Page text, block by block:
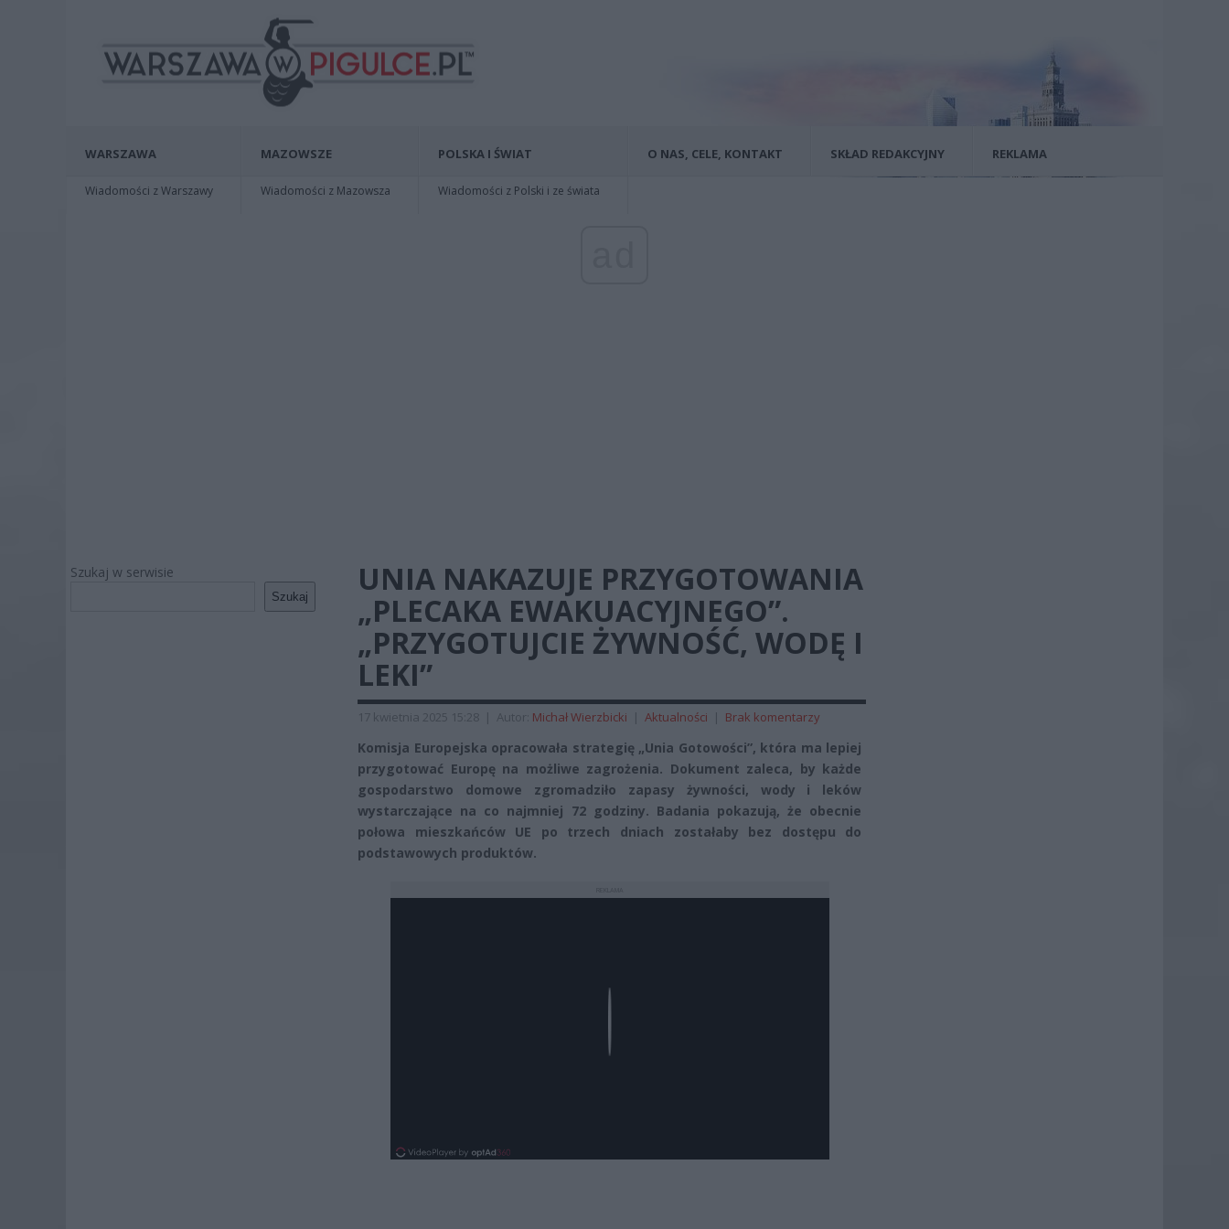
WARSZAWA
Wiadomości z Warszawy
MAZOWSZE
Wiadomości z Mazowsza
POLSKA I ŚWIAT
Wiadomości z Polski i ze świata
O NAS, CELE, KONTAKT SKŁAD REDAKCYJNY REKLAMA
Szukaj w serwisie
Szukaj
UNIA NAKAZUJE PRZYGOTOWANIA
„PLECAKA EWAKUACYJNEGO”.
„PRZYGOTUJCIE ŻYWNOŚĆ, WODĘ I
LEKI”
17 kwietnia 2025 15:28 | Autor: Michał Wierzbicki | Aktualności | Brak komentarzy
Komisja Europejska opracowała strategię „Unia Gotowości”, która ma lepiej
przygotować Europę na możliwe zagrożenia. Dokument zaleca, by każde
gospodarstwo domowe zgromadziło zapasy żywności, wody i leków
wystarczające na co najmniej 72 godziny. Badania pokazują, że obecnie
połowa mieszkańców UE po trzech dniach zostałaby bez dostępu do
podstawowych produktów.